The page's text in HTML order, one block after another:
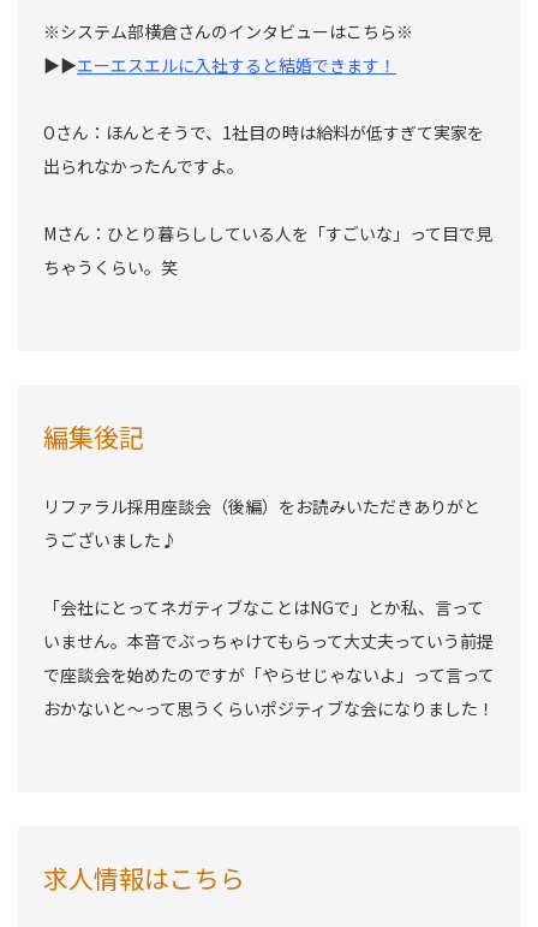
※システム部横倉さんのインタビューはこちら※
▶▶エーエスエルに入社すると結婚できます！
Oさん：ほんとそうで、1社目の時は給料が低すぎて実家を
出られなかったんですよ。
Mさん：ひとり暮らししている人を「すごいな」って目で見
ちゃうくらい。笑
編集後記
リファラル採用座談会（後編）をお読みいただきありがと
うございました♪
「会社にとってネガティブなことはNGで」とか私、言って
いません。本音でぶっちゃけてもらって大丈夫っていう前提
で座談会を始めたのですが「やらせじゃないよ」って言って
おかないと〜って思うくらいポジティブな会になりました！
求人情報はこちら